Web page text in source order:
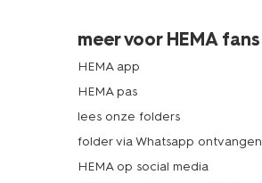
meer voor HEMA fans
HEMA app
HEMA pas
lees onze folders
folder via Whatsapp ontvangen
HEMA op social media